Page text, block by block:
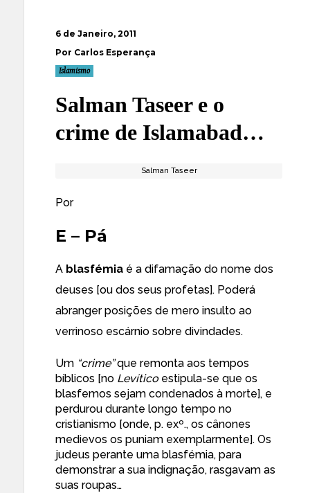
6 de Janeiro, 2011
Por Carlos Esperança
Islamismo
Salman Taseer e o
crime de Islamabad…
Salman Taseer
Por
E – Pá
A blasfémia é a difamação do nome dos
deuses [ou dos seus profetas]. Poderá
abranger posições de mero insulto ao
verrinoso escárnio sobre divindades.
Um “crime”que remonta aos tempos
bíblicos [no Levíticoestipula-se que os
blasfemos sejam condenados à morte], e
perdurou durante longo tempo no
cristianismo [onde, p. exº., os cânones
medievos os puniam exemplarmente]. Os
judeus perante uma blasfémia, para
demonstrar a sua indignação, rasgavam as
suas roupas…